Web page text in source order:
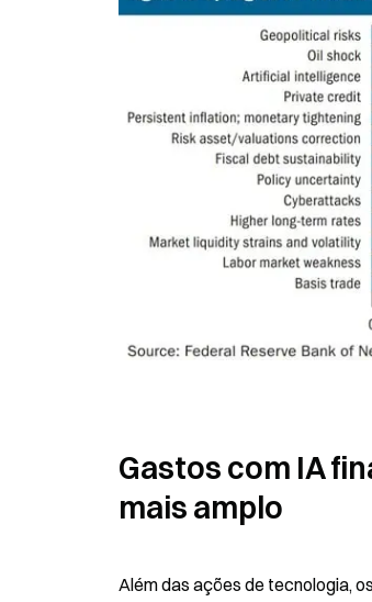
Gastos com IA
mais amplo
Além das ações de tecnologia,